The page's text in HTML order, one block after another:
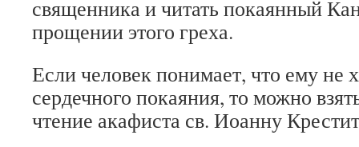
священника и читать покаянный
прощении этого греха.
Если человек понимает, что ему не
сердечного покаяния, то можно
чтение акафиста св. Иоанну